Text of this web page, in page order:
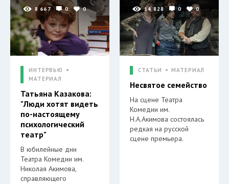
8 667 0 0
ИНТЕРВЬЮ
МАТЕРИАЛ
Татьяна Казакова:
"Люди хотят видеть
по-настоящему
психологический
театр"
В юбилейные дни
Театра Комедии им.
Николая Акимова,
справляющего
14 828 0 0
СТАТЬИ МАТЕРИАЛ
Несвятое семейство
На сцене Театра
Комедии им.
Н.А.Акимова состоялась
редкая на русской
сцене премьера.